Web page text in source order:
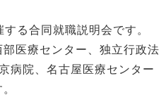
る合同就職説明会です。
医療センター、独立行政法
病院、名古屋医療センター